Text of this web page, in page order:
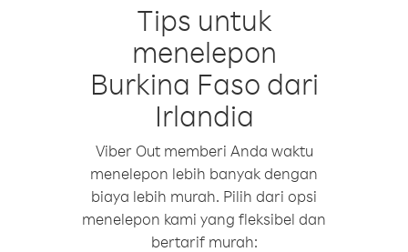
Tips untuk
menelepon
Burkina Faso dari
Irlandia
Viber Out memberi Anda waktu
menelepon lebih banyak dengan
biaya lebih murah. Pilih dari opsi
menelepon kami yang fleksibel dan
bertarif murah: